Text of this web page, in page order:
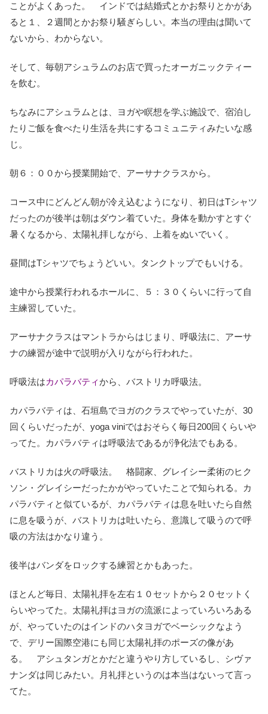
ことがよくあった。 インドでは結婚式とかお祭りとかがあ
ると１、２週間とかお祭り騒ぎらしい。本当の理由は聞いて
ないから、わからない。
そして、毎朝アシュラムのお店で買ったオーガニックティー
を飲む。
ちなみにアシュラムとは、ヨガや瞑想を学ぶ施設で、宿泊し
たりご飯を食べたり生活を共にするコミュニティみたいな感
じ。
朝６：００から授業開始で、アーサナクラスから。
コース中にどんどん朝が冷え込むようになり、初日はTシャツ
だったのが後半は朝はダウン着ていた。身体を動かすとすぐ
暑くなるから、太陽礼拝しながら、上着をぬいでいく。
昼間はTシャツでちょうどいい。タンクトップでもいける。
途中から授業行われるホールに、５：３０くらいに行って自
主練習していた。
アーサナクラスはマントラからはじまり、呼吸法に、アーサ
ナの練習が途中で説明が入りながら行われた。
呼吸法はカパラバティから、バストリカ呼吸法。
カパラバティは、石垣島でヨガのクラスでやっていたが、30
回くらいだったが、yoga viniではおそらく毎日200回くらいや
ってた。カパラバティは呼吸法であるが浄化法でもある。
バストリカは火の呼吸法。 格闘家、グレイシー柔術のヒク
ソン・グレイシーだったかがやっていたことで知られる。カ
パラバティと似ているが、カパラバティは息を吐いたら自然
に息を吸うが、バストリカは吐いたら、意識して吸うので呼
吸の方法はかなり違う。
後半はバンダをロックする練習とかもあった。
ほとんど毎日、太陽礼拝を左右１０セットから２０セットく
らいやってた。太陽礼拝はヨガの流派によっていろいろある
が、やっていたのはインドのハタヨガでベーシックなよう
で、デリー国際空港にも同じ太陽礼拝のポーズの像があ
る。 アシュタンガとかだと違うやり方しているし、シヴァ
ナンダは同じみたい。月礼拝というのは本当はないって言っ
てた。